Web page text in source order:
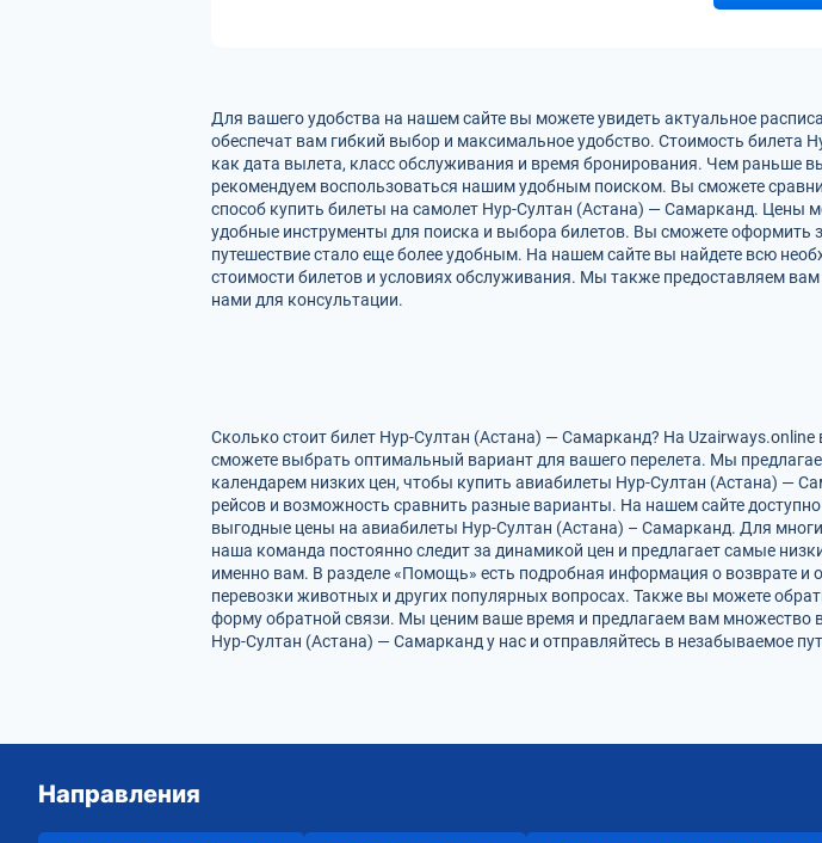
Для вашего удобства на нашем сайте вы можете увидеть актуальное
обеспечат вам гибкий выбор и максимальное удобство. Стоимость билета
как дата вылета, класс обслуживания и время бронирования. Чем раньше
рекомендуем воспользоваться нашим удобным поиском. Вы сможете
способ купить билеты на самолет Нур-Султан (Астана) — Самарканд. Цены
удобные инструменты для поиска и выбора билетов. Вы сможете оформить
путешествие стало еще более удобным. На нашем сайте вы найдете всю
стоимости билетов и условиях обслуживания. Мы также предоставляем
нами для консультации.
Сколько стоит билет Нур-Султан (Астана) — Самарканд? На
сможете выбрать оптимальный вариант для вашего перелета. Мы
календарем низких цен, чтобы купить авиабилеты Нур-Султан (Астана) —
рейсов и возможность сравнить разные варианты. На нашем сайте
выгодные цены на авиабилеты Нур-Султан (Астана) – Самарканд. Для
наша команда постоянно следит за динамикой цен и предлагает самые
именно вам. В разделе «Помощь» есть подробная информация о возврате и
перевозки животных и других популярных вопросах. Также вы можете
форму обратной связи. Мы ценим ваше время и предлагаем вам множество
Нур-Султан (Астана) — Самарканд у нас и отправляйтесь в незабываемое
Направления